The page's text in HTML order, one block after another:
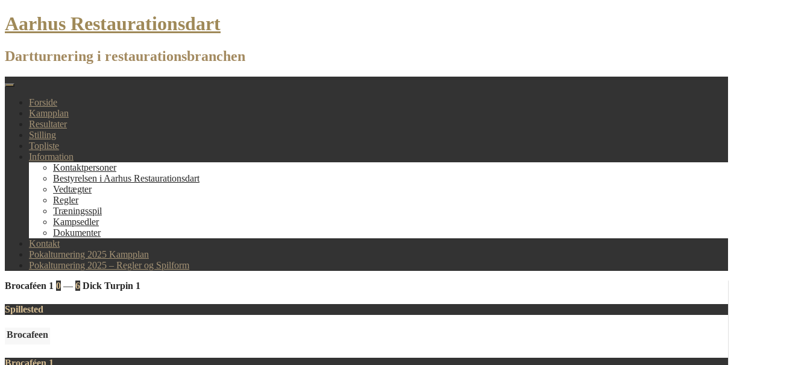
Skip
to
Aarhus Restaurationsdart
Dartturnering i restaurationsbranchen
Forside
Kampplan
Resultater
Stilling
Topliste
Information
Kontaktpersoner
Bestyrelsen i Aarhus Restaurationsdart
Vedtægter
Regler
Træningsspil
Kampsedler
Dokumenter
Kontakt
Pokalturnering 2025 Kampplan
Pokalturnering 2025 – Regler og Spilform
Brocaféen 1 0 — 6 Dick Turpin 1
Spillested
Brocafeen
Brocaféen 1